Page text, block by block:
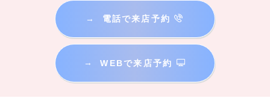
→ 電話で来店予約
→ WEBで来店予約